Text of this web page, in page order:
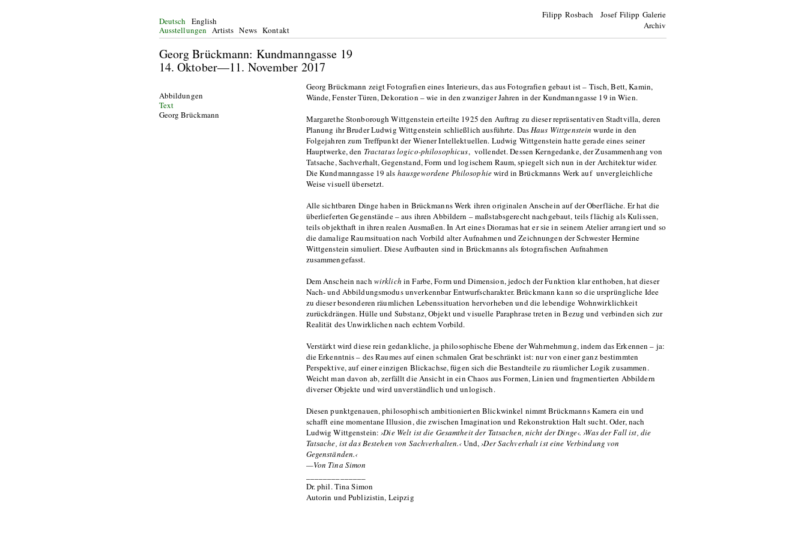
Filipp Rosbach Josef Filipp Galerie
Archiv
Deutsch
English
Ausstellungen Artists News Kontakt
Georg Brückmann: Kundmanngasse 19
14. Oktober—11. November 2017
Abbildungen
Text
Georg Brückmann
Georg Brückmann zeigt Fotografien eines Interieurs, das aus Fotografien gebaut ist – Tisch, Bett, Kamin,
Wände, Fenster Türen, Dekoration – wie in den zwanziger Jahren in der Kundmanngasse 19 in Wien.
Margarethe Stonborough Wittgenstein erteilte 1925 den Auftrag zu dieser repräsentativen Stadtvilla, deren
Planung ihr Bruder Ludwig Wittgenstein schließlich ausführte. DasHaus Wittgensteinwurde in den
Folgejahren zum Treffpunkt der Wiener Intellektuellen. Ludwig Wittgenstein hatte gerade eines seiner
Hauptwerke, den Tractatus logico-philosophicus, vollendet. Dessen Kerngedanke, der Zusammenhang von
Tatsache, Sachverhalt, Gegenstand, Form und logischem Raum, spiegelt sich nun in der Architektur wider.
Die Kundmanngasse 19 als hausgewordene Philosophiewird in Brückmanns Werk auf unvergleichliche
Weise visuell übersetzt.
Alle sichtbaren Dinge haben in Brückmanns Werk ihren originalen Anschein auf der Oberfläche. Er hat die
überlieferten Gegenstände – aus ihren Abbildern – maßstabsgerecht nachgebaut, teils flächig als Kulissen,
teils objekthaft in ihren realen Ausmaßen. In Art eines Dioramas hat er sie in seinem Atelier arrangiert und so
die damalige Raumsituation nach Vorbild alter Aufnahmen und Zeichnungen der Schwester Hermine
Wittgenstein simuliert. Diese Aufbauten sind in Brückmanns als fotografischen Aufnahmen
zusammengefasst.
Dem Anschein nach wirklich in Farbe, Form und Dimension, jedoch der Funktion klar enthoben, hat dieser
Nach- und Abbildungsmodus unverkennbar Entwurfscharakter. Brückmann kann so die ursprüngliche Idee
zu dieser besonderen räumlichen Lebenssituation hervorheben und die lebendige Wohnwirklichkeit
zurückdrängen. Hülle und Substanz, Objekt und visuelle Paraphrase treten in Bezug und verbinden sich zur
Realität des Unwirklichen nach echtem Vorbild.
Verstärkt wird diese rein gedankliche, ja philosophische Ebene der Wahrnehmung, indem das Erkennen – ja:
die Erkenntnis – des Raumes auf einen schmalen Grat beschränkt ist: nur von einer ganz bestimmten
Perspektive, auf einer einzigen Blickachse, fügen sich die Bestandteile zu räumlicher Logik zusammen.
Weicht man davon ab, zerfällt die Ansicht in ein Chaos aus Formen, Linien und fragmentierten Abbildern
diverser Objekte und wird unverständlich und unlogisch.
Diesen punktgenauen, philosophisch ambitionierten Blickwinkel nimmt Brückmanns Kamera ein und
schafft eine momentane Illusion, die zwischen Imagination und Rekonstruktion Halt sucht. Oder, nach
Ludwig Wittgenstein:›Die Welt ist die Gesamtheit der Tatsachen, nicht der Dinge‹. ›Was der Fall ist, die
Tatsache, ist das Bestehen von Sachverhalten.‹Und,›Der Sachverhalt ist eine Verbindung von
Gegenständen.‹
—Von Tina Simon
Dr. phil. Tina Simon
Autorin und Publizistin, Leipzig